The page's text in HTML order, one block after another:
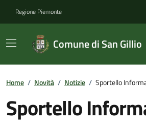
Regione Piemonte
Comune di San Gillio
Home / Novità / Notizie / Sportello
Sportello